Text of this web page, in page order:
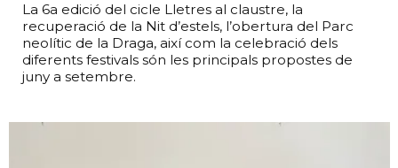
La 6a edició del cicle Lletres al claustre, la
recuperació de la Nit d’estels, l’obertura del Parc
neolític de la Draga, així com la celebració dels
diferents festivals són les principals propostes de
juny a setembre.